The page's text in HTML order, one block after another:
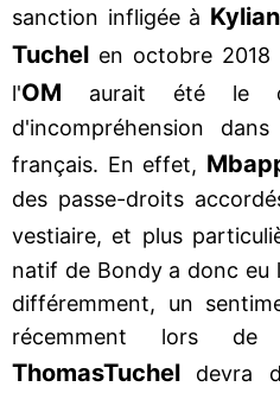
sanction infligée à Kylian
Tuchel en octobre 2018
l'OM aurait été le
d'incompréhension
français. En effet,
des passe-droits
vestiaire, et plus
natif de Bondy a donc eu
différemment, un
récemment lors de
ThomasTuchel devra